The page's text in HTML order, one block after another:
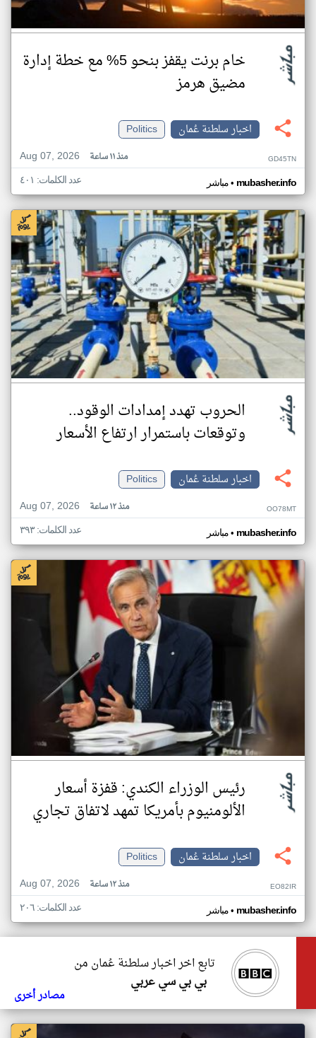
خام برنت يقفز بنحو 5% مع خطة إدارة
مضيق هرمز
اخبار سلطنة عُمان
Politics
Aug 07, 2026
منذ ١١ ساعة GD45TN
مباشر• mubasher.info عدد الكلمات: ٤٠١
الحروب تهدد إمدادات الوقود..
وتوقعات باستمرار ارتفاع الأسعار
اخبار سلطنة عُمان
Politics
Aug 07, 2026
منذ ١٢ ساعة OO78MT
مباشر• mubasher.info عدد الكلمات: ٣٩٣
رئيس الوزراء الكندي: قفزة أسعار
الألومنيوم بأمريكا تمهد لاتفاق تجاري
اخبار سلطنة عُمان
Politics
Aug 07, 2026
منذ ١٢ ساعة EO82IR
مباشر• mubasher.info عدد الكلمات: ٢٠٦
تابع اخر اخبار سلطنة عُمان من
بي بي سي عربي
مصادر أخرى